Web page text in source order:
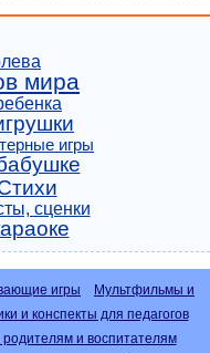
мира
игры
сценки
игры
Мультфильмы и
и конспекты для педагогов
и воспитателям